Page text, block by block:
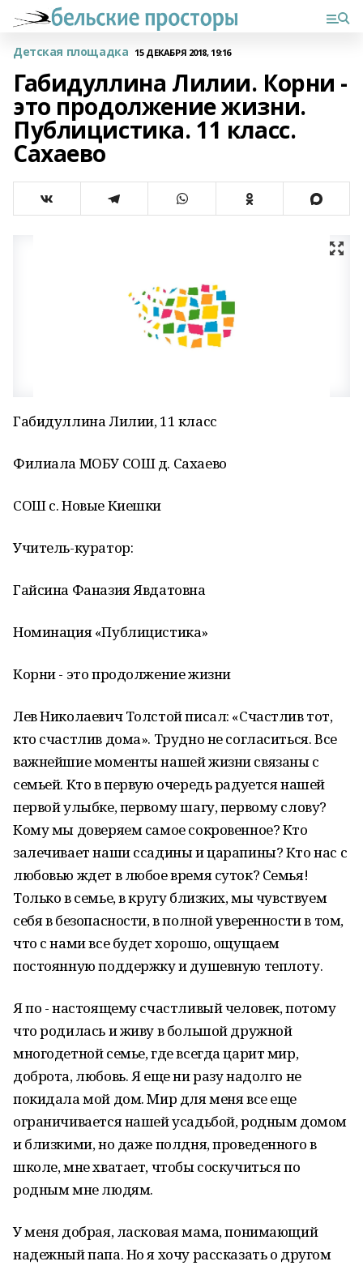
Детская площадка 15 ДЕКАБРЯ 2018, 19:16
Габидуллина Лилии. Корни -
это продолжение жизни.
Публицистика. 11 класс.
Сахаево
Габидуллина Лилии, 11 класс
Филиала МОБУ СОШ д. Сахаево
СОШ с. Новые Киешки
Учитель-куратор:
Гайсина Фаназия Явдатовна
Номинация «Публицистика»
Корни - это продолжение жизни
Лев Николаевич Толстой писал: «Счастлив тот,
кто счастлив дома». Трудно не согласиться. Все
важнейшие моменты нашей жизни связаны с
семьей. Кто в первую очередь радуется нашей
первой улыбке, первому шагу, первому слову?
Кому мы доверяем самое сокровенное? Кто
залечивает наши ссадины и царапины? Кто нас с
любовью ждет в любое время суток? Семья!
Только в семье, в кругу близких, мы чувствуем
себя в безопасности, в полной уверенности в том,
что с нами все будет хорошо, ощущаем
постоянную поддержку и душевную теплоту.
Я по - настоящему счастливый человек, потому
что родилась и живу в большой дружной
многодетной семье, где всегда царит мир,
доброта, любовь. Я еще ни разу надолго не
покидала мой дом. Мир для меня все еще
ограничивается нашей усадьбой, родным домом
и близкими, но даже полдня, проведенного в
школе, мне хватает, чтобы соскучиться по
родным мне людям.
У меня добрая, ласковая мама, понимающий
надежный папа. Но я хочу рассказать о другом